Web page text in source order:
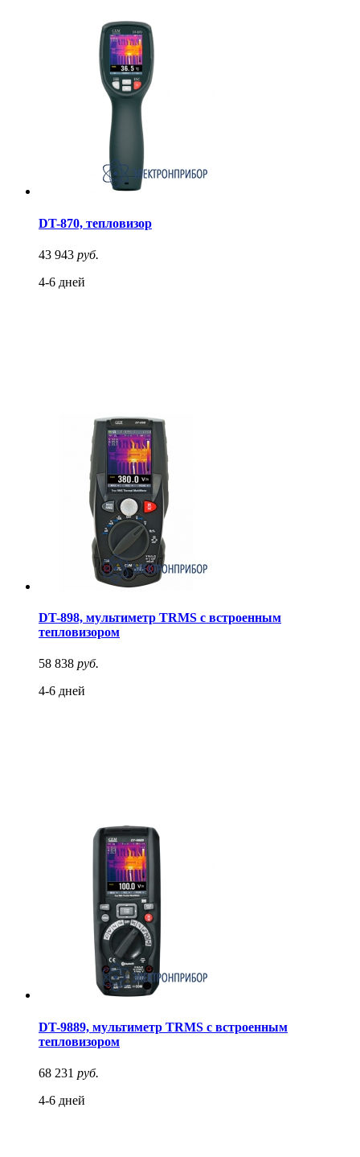
DT-870, тепловизор
43 943 руб.
4-6 дней
DT-898, мультиметр TRMS с встроенным
тепловизором
58 838 руб.
4-6 дней
DT-9889, мультиметр TRMS с встроенным
тепловизором
68 231 руб.
4-6 дней